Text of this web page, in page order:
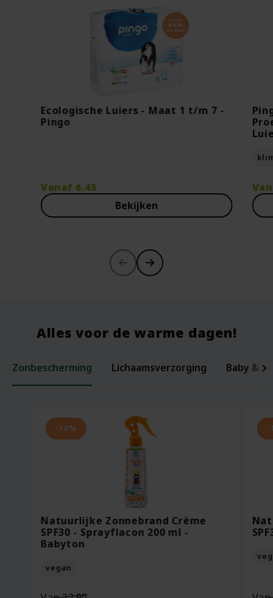
Ecologische Luiers - Maat 1 t/m 7 -
Pingo
Vanaf 6.45
Bekijken
Bekijken
Oorspronkelijke
is:
€13.27.
Bekijken
Alles voor de warme dagen!
Zonbescherming Lichaamsverzorging Baby &
-10%
Natuurlijke Zonnebrand Crème
SPF30 - Sprayflacon 200 ml -
Babyton
vegan
-